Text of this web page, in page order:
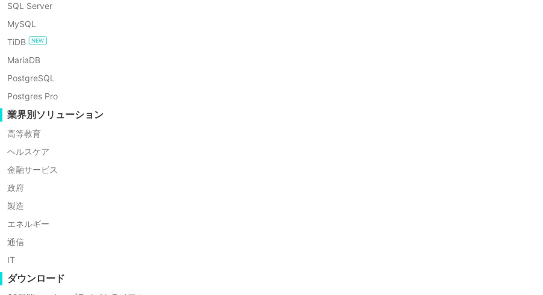
SQL Server
MySQL
TiDB
MariaDB
PostgreSQL
Postgres Pro
業界別ソリューション
高等教育
ヘルスケア
金融サービス
政府
製造
エネルギー
通信
IT
ダウンロード
販売チャンス
Silverおよびそれ以上のレベルのパートナーは、各四半期にVinchinによって提供される対象顧客の異なる数を自由に取得することができます。
マーケティングサポート